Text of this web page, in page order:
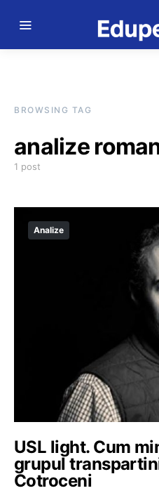
BROWSING TAG
analize
1 post
Analize
USL light. Cum
grupul
Cotroceni